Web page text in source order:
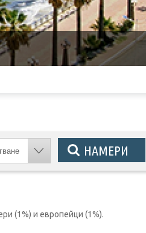
(1%) и европейци (1%).